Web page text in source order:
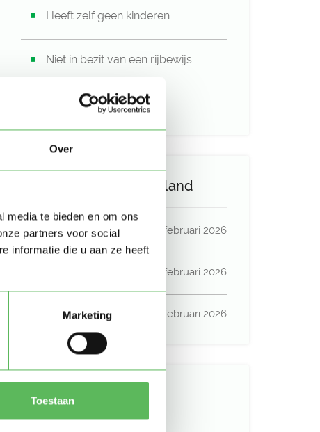
Over
media te bieden en om ons
partners voor social
informatie die u aan ze heeft
Marketing
Toestaan
Heeft zelf geen kinderen
Niet in bezit van een rijbewijs
Geen auto beschikbaar
Activiteit op Oppasland
Laatste activiteit 04 februari 2026
04 februari 2026
Profiel bijgewerkt 04 februari 2026
Verificaties